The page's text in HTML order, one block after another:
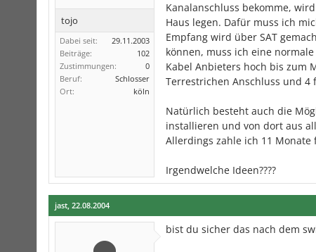
tojo
Dabei seit:
29.11.2003
Beiträge:
102
Zustimmungen:
0
Beruf:
Schlosser
Ort:
köln
Kanalanschluss bekomme,
Haus legen. Dafür muss ich
Empfang wird über SAT
können, muss ich eine
Kabel Anbieters hoch bis zum
Terrestrichen Anschluss und 4
Natürlich besteht auch die
installieren und von dort aus
Allerdings zahle ich 11 Monate
Irgendwelche Ideen????
jast, 22.08.2004
bist du sicher das nach dem